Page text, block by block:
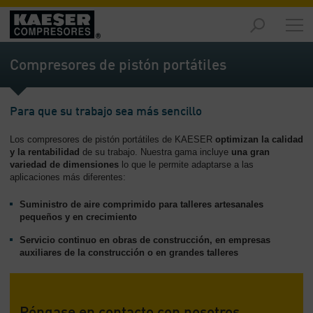
Productos
y
soluciones
-
-
Contenido
de
aire
comprimido
Kaeser
Compresores de pistón portátiles
Para que su trabajo sea más sencillo
Los compresores de pistón portátiles de KAESER optimizan la calidad
y la rentabilidad de su trabajo. Nuestra gama incluye una gran
variedad de dimensiones lo que le permite adaptarse a las
aplicaciones más diferentes:
Suministro de aire comprimido para talleres artesanales
pequeños y en crecimiento
Servicio continuo en obras de construcción, en empresas
auxiliares de la construcción o en grandes talleres